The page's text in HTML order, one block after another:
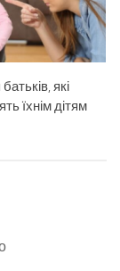
які
їхнім дітям